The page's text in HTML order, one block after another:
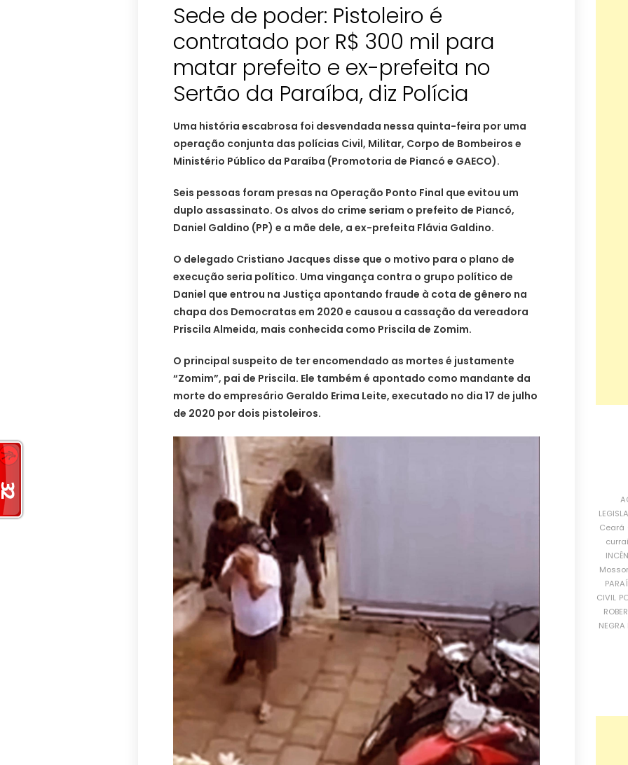
Sede de poder: Pistoleiro é
contratado por R$ 300 mil para
matar prefeito e ex-prefeita no
Sertão da Paraíba, diz Polícia
Uma história escabrosa foi desvendada nessa quinta-feira por uma
operação conjunta das polícias Civil, Militar, Corpo de Bombeiros e
Ministério Público da Paraíba (Promotoria de Piancó e GAECO).
Seis pessoas foram presas na Operação Ponto Final que evitou um
duplo assassinato. Os alvos do crime seriam o prefeito de Piancó,
Daniel Galdino (PP) e a mãe dele, a ex-prefeita Flávia Galdino.
O delegado Cristiano Jacques disse que o motivo para o plano de
execução seria político. Uma vingança contra o grupo político de
Daniel que entrou na Justiça apontando fraude à cota de gênero na
chapa dos Democratas em 2020 e causou a cassação da vereadora
Priscila Almeida, mais conhecida como Priscila de Zomim.
O principal suspeito de ter encomendado as mortes é justamente
“Zomim”, pai de Priscila. Ele também é apontado como mandante da
morte do empresário Geraldo Erima Leite, executado no dia 17 de julho
de 2020 por dois pistoleiros.
Ceará
CIVIL
NEGRA